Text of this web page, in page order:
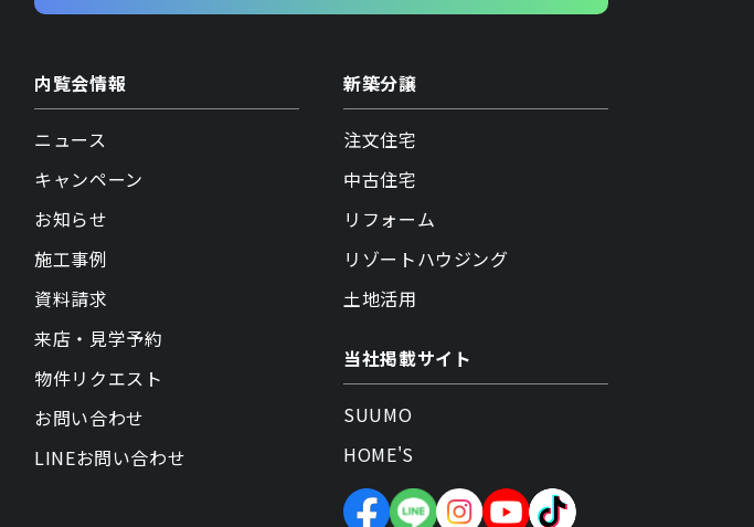
内覧会情報
ニュース
キャンペーン
お知らせ
施工事例
資料請求
来店・見学予約
物件リクエスト
お問い合わせ
LINEお問い合わせ
新築分譲
注文住宅
中古住宅
リフォーム
リゾートハウジング
土地活用
当社掲載サイト
SUUMO
HOME'S